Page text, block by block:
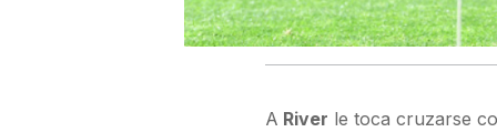
A River le toca cruzarse